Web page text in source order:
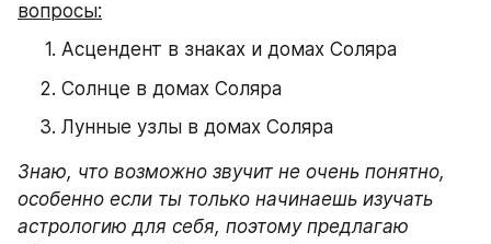
вопросы:
Асцендент в знаках и домах Соляра
Солнце в домах Соляра
Лунные узлы в домах Соляра
Знаю, что возможно звучит не очень понятно,
особенно если ты только начинаешь изучать
астрологию для себя, поэтому предлагаю